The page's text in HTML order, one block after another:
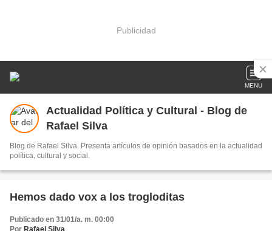
Publicidad
MENU
Actualidad Política y Cultural - Blog de
Rafael Silva
Blog de Rafael Silva. Presenta artículos de opinión basados en la actualidad
política, cultural y social.
Hemos dado vox a los trogloditas
Publicado en 31/01/a. m. 00:00
Por Rafael Silva